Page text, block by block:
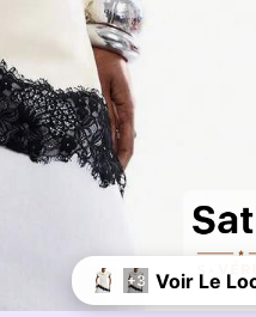
+3 Voir Le